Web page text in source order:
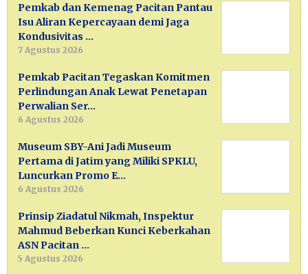
Pemkab dan Kemenag Pacitan Pantau
Isu Aliran Kepercayaan demi Jaga
Kondusivitas …
7 Agustus 2026
Pemkab Pacitan Tegaskan Komitmen
Perlindungan Anak Lewat Penetapan
Perwalian Ser…
6 Agustus 2026
Museum SBY-Ani Jadi Museum
Pertama di Jatim yang Miliki SPKLU,
Luncurkan Promo E…
6 Agustus 2026
Prinsip Ziadatul Nikmah, Inspektur
Mahmud Beberkan Kunci Keberkahan
ASN Pacitan …
5 Agustus 2026